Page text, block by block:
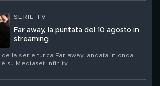
SERIE TV
Far away, la puntata del 10 agosto in
streaming
della serie turca Far away, andata in onda
su Mediaset Infinity